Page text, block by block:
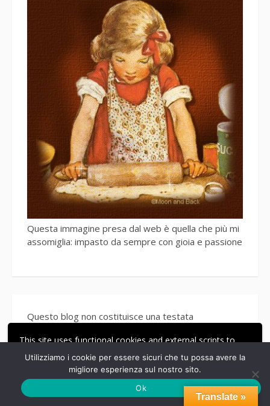
This site uses functional cookies and external scripts to
improve your experience.
LE MIE IMPOSTAZIONI
ACCETTA
Questa immagine presa dal web è quella che più mi
assomiglia: impasto da sempre con gioia e passione
Questo blog non costituisce una testata
aggiornato secondo la disponibilità e la reperibilità
dei materiali. Pertanto non può essere considerato
in alcun modo un prodotto editoriale ai sensi della
Legge. n. 62 del 2001. Tutti i diritti relativi a
fotografie, testi e immagini presenti su questo blog
Translate »
Utilizziamo i cookie per essere sicuri che tu possa avere la
migliore esperienza sul nostro sito.
Ok